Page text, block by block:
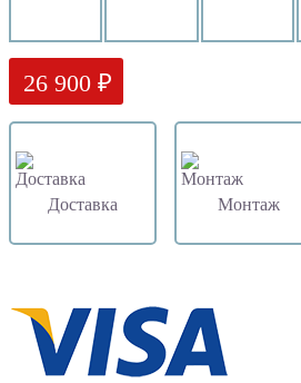
26 900 ₽
Доставка Монтаж